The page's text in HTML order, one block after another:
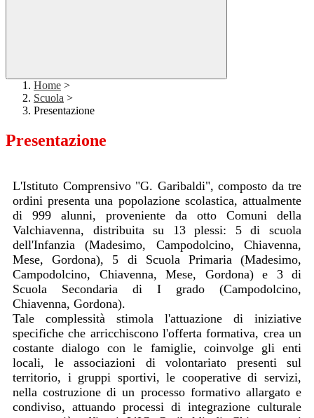
Home >
Scuola >
Presentazione
Presentazione
L'Istituto Comprensivo "G. Garibaldi", composto da tre
ordini presenta una popolazione scolastica, attualmente
di 999 alunni, proveniente da otto Comuni della
Valchiavenna, distribuita su 13 plessi: 5 di scuola
dell'Infanzia (Madesimo, Campodolcino, Chiavenna,
Mese, Gordona), 5 di Scuola Primaria (Madesimo,
Campodolcino, Chiavenna, Mese, Gordona) e 3 di
Scuola Secondaria di I grado (Campodolcino,
Chiavenna, Gordona).
Tale complessità stimola l'attuazione di iniziative
specifiche che arricchiscono l'offerta formativa, crea un
costante dialogo con le famiglie, coinvolge gli enti
locali, le associazioni di volontariato presenti sul
territorio, i gruppi sportivi, le cooperative di servizi,
nella costruzione di un processo formativo allargato e
condiviso, attuando processi di integrazione culturale